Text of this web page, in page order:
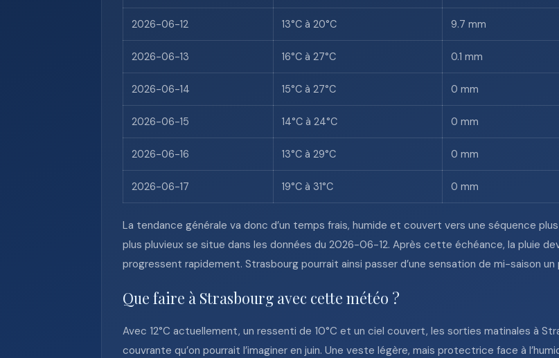
2026-06-12 13°C à 20°C 9.7 mm
2026-06-13 16°C à 27°C 0.1 mm
2026-06-14 15°C à 27°C 0 mm
2026-06-15 14°C à 24°C 0 mm
2026-06-16 13°C à 29°C 0 mm
2026-06-17 19°C à 31°C 0 mm
La tendance générale va donc d’un temps frais, humide et couvert vers une séquence
plus pluvieux se situe dans les données du 2026-06-12. Après cette échéance, la pluie
progressent rapidement. Strasbourg pourrait ainsi passer d’une sensation de mi-saison
Que faire à Strasbourg avec cette météo ?
Avec 12°C actuellement, un ressenti de 10°C et un ciel couvert, les sorties matinales à
couvrante qu’on pourrait l’imaginer en juin. Une veste légère, mais protectrice face à